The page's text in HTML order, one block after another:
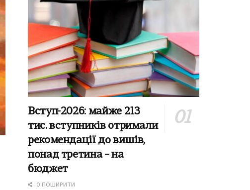
Вступ-2026: майже 213
тис. вступників отримали
рекомендації до вишів,
понад третина – на
бюджет
0 ПОШИРИТИ